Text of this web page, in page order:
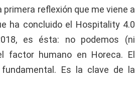
reflexión que me viene a
ha concluido el Hospitality 4.0
es ésta: no podemos (ni
factor humano en Horeca. El
Es la clave de la